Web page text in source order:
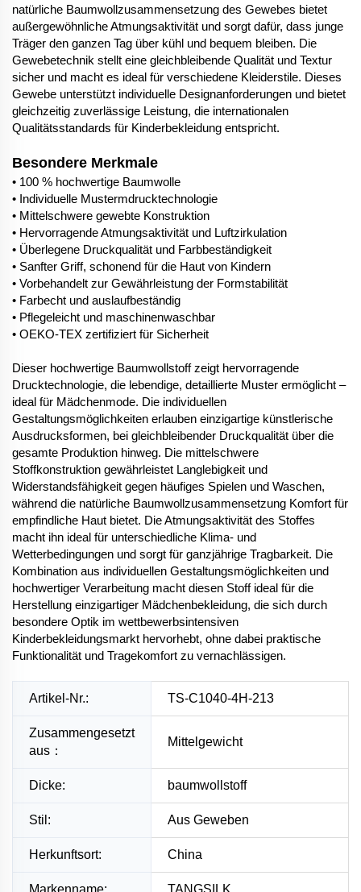
natürliche Baumwollzusammensetzung des Gewebes bietet
außergewöhnliche Atmungsaktivität und sorgt dafür, dass junge
Träger den ganzen Tag über kühl und bequem bleiben. Die
Gewebetechnik stellt eine gleichbleibende Qualität und Textur
sicher und macht es ideal für verschiedene Kleiderstile. Dieses
Gewebe unterstützt individuelle Designanforderungen und bietet
gleichzeitig zuverlässige Leistung, die internationalen
Qualitätsstandards für Kinderbekleidung entspricht.
Besondere Merkmale
• 100 % hochwertige Baumwolle
• Individuelle Mustermdrucktechnologie
• Mittelschwere gewebte Konstruktion
• Hervorragende Atmungsaktivität und Luftzirkulation
• Überlegene Druckqualität und Farbbeständigkeit
• Sanfter Griff, schonend für die Haut von Kindern
• Vorbehandelt zur Gewährleistung der Formstabilität
• Farbecht und auslaufbeständig
• Pflegeleicht und maschinenwaschbar
• OEKO-TEX zertifiziert für Sicherheit
Dieser hochwertige Baumwollstoff zeigt hervorragende
Drucktechnologie, die lebendige, detaillierte Muster ermöglicht –
ideal für Mädchenmode. Die individuellen
Gestaltungsmöglichkeiten erlauben einzigartige künstlerische
Ausdrucksformen, bei gleichbleibender Druckqualität über die
gesamte Produktion hinweg. Die mittelschwere
Stoffkonstruktion gewährleistet Langlebigkeit und
Widerstandsfähigkeit gegen häufiges Spielen und Waschen,
während die natürliche Baumwollzusammensetzung Komfort für
empfindliche Haut bietet. Die Atmungsaktivität des Stoffes
macht ihn ideal für unterschiedliche Klima- und
Wetterbedingungen und sorgt für ganzjährige Tragbarkeit. Die
Kombination aus individuellen Gestaltungsmöglichkeiten und
hochwertiger Verarbeitung macht diesen Stoff ideal für die
Herstellung einzigartiger Mädchenbekleidung, die sich durch
besondere Optik im wettbewerbsintensiven
Kinderbekleidungsmarkt hervorhebt, ohne dabei praktische
Funktionalität und Tragekomfort zu vernachlässigen.
Artikel-Nr.: TS-C1040-4H-213
Zusammengesetzt
aus：
Mittelgewicht
Dicke: baumwollstoff
Stil: Aus Geweben
Herkunftsort: China
Markenname: TANGSILK